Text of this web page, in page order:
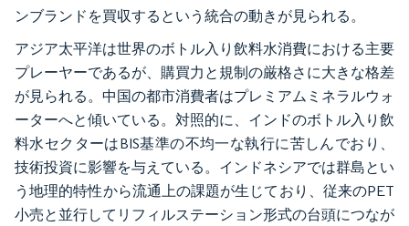
ンブランドを買収するという統合の動きが見られる。
アジア太平洋は世界のボトル入り飲料水消費における主要
プレーヤーであるが、購買力と規制の厳格さに大きな格差
が見られる。中国の都市消費者はプレミアムミネラルウォ
ーターへと傾いている。対照的に、インドのボトル入り飲
料水セクターはBIS基準の不均一な執行に苦しんでおり、
技術投資に影響を与えている。インドネシアでは群島とい
う地理的特性から流通上の課題が生じており、従来のPET
小売と並行してリフィルステーション形式の台頭につなが